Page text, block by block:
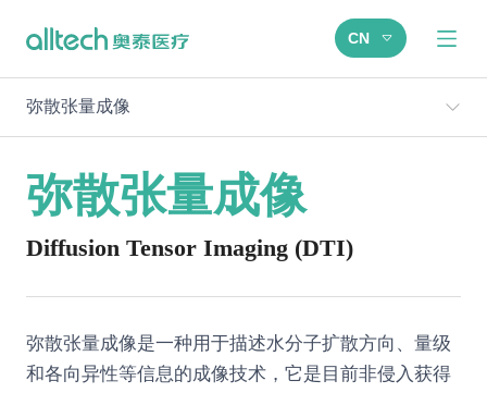
CN
弥散张量成像
弥散张量成像
Diffusion Tensor Imaging (DTI)
弥散张量成像是一种用于描述水分子扩散方向、量级
和各向异性等信息的成像技术，它是目前非侵入获得